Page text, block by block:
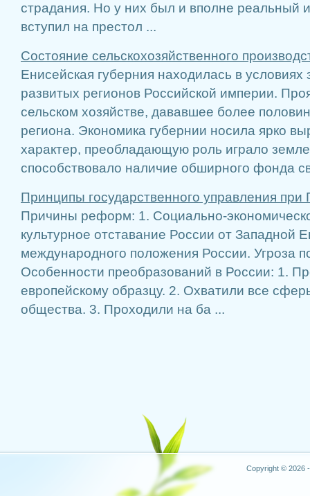
страдания. Но у них был и вполне реальный
вступил на престол ...
Состояние сельскохозяйственного
Енисейская губерния находилась в условиях
развитых регионов Российской империи.
сельском хозяйстве, дававшее более
региона. Экономика губернии носила ярко
характер, преобладающую роль играло
способствовало наличие обширного фонда
Принципы государственного управления при
Причины реформ: 1. Социально-
культурное отставание России от Западной
международного положения России. Угроза
Особенности преобразований в России: 1.
европейскому образцу. 2. Охватили все
общества. 3. Проходили на ба ...
Copyright © 2026